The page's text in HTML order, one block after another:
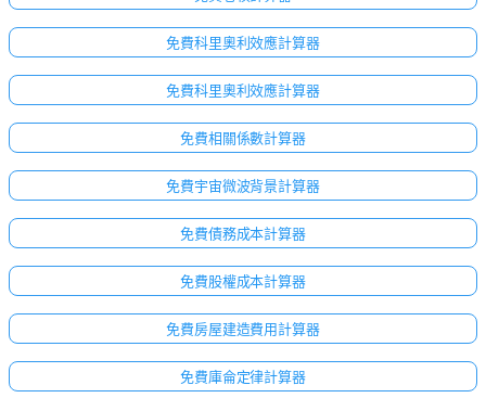
免費科里奧利效應計算器
免費科里奧利效應計算器
免費相關係數計算器
免費宇宙微波背景計算器
免費債務成本計算器
免費股權成本計算器
免費房屋建造費用計算器
免費庫侖定律計算器